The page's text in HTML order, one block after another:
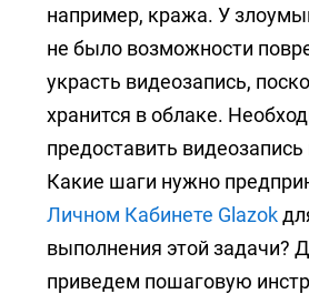
Статьи
Контакты
+7 (727) 317-61-61
info@glazok.kz
например, кража. У
не было возможности
украсть видеозапись,
хранится в облаке.
предоставить
Какие шаги нужно
Личном Кабинете Glazok
выполнения этой задачи?
приведем пошаговую